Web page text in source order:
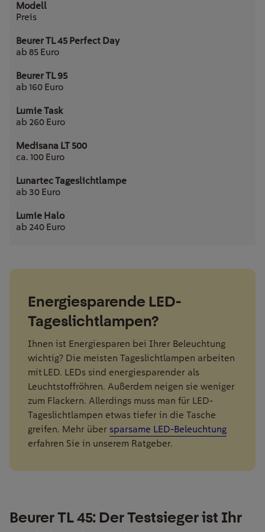
Preis
ab 85 Euro
ab 160 Euro
ab 260 Euro
ca. 100 Euro
ab 30 Euro
ab 240 Euro
Energiesparende LED-
Tageslichtlampen?
Ihnen ist Energiesparen bei Ihrer Beleuchtung
wichtig? Die meisten Tageslichtlampen arbeiten
mit LED. LEDs sind energiesparender als
Leuchtstoffröhren. Außerdem neigen sie weniger
zum Flackern. Allerdings muss man für LED-
Tageslichtlampen etwas tiefer in die Tasche
greifen. Mehr über sparsame LED-Beleuchtung
erfahren Sie in unserem Ratgeber.
Beurer TL 45: Der Testsieger ist Ihr